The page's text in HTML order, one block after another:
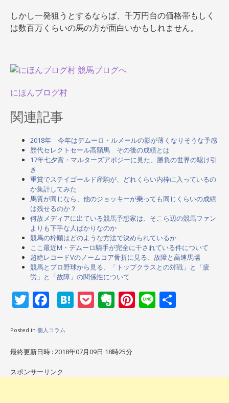
しかし一発狙うとするならば、千万円台の価格帯もしく
は数百万くらいの馬の方が面白いかもしれません。
にほんブログ村
関連記事
2018年 今年はデムーロ・ルメールの影が薄くなりそうな予感
歴代セレクトセール高額馬 その後の成績とは
17年七夕賞・マルターズアポジーに見た、勝負の世界の駆け引
き
重賞でステイゴールド産駒が、どれくらい内枠に入っているの
か集計してみた
馬質が同じなら、他のジョッキーが乗っても同じくらいの成績
は残せるのか？
何故メディアに出ている競馬予想家は、そこら辺の競馬ファン
よりも下手な人ばかりなのか
競馬の枠順はどのような方法で決められているか
ここ最近M・デムーロ騎手が完全に干されている件について
超絶レコードVのノームコア骨折に見る、故障と高速馬場
競馬とプロ野球から見る、「トップクラスとの対戦」と「疲
労」と「故障」の関係性について
TwitterFacebook
Hatena
Pocket
Evernote
Pinterest
Line
Posted in 個人コラム
最終更新日時 : 2018年07月09日 18時25分
スポンサーリンク